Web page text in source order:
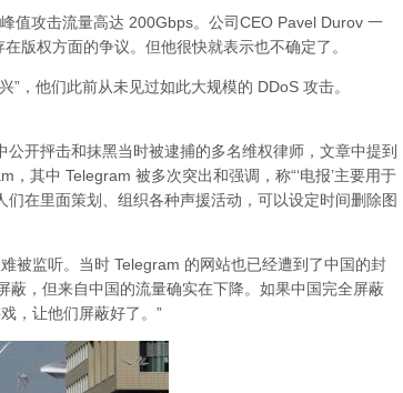
值攻击流量高达 200Gbps。公司CEO Pavel Durov 一
版权方面的争议。但他很快就表示也不确定了。
，他们此前从未见过如此大规模的 DDoS 攻击。
开抨击和抹黑当时被逮捕的多名维权律师，文章中提到
其中 Telegram 被多次突出和强调，称“‘电报’主要用于
在里面策划、组织各种声援活动，可以设定时间删除图
被监听。当时 Telegram 的网站也已经遭到了中国的封
蔽，但来自中国的流量确实在下降。如果中国完全屏蔽
，让他们屏蔽好了。”